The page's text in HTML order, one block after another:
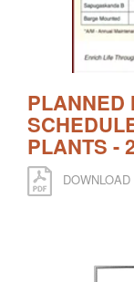
PLANNED
PLANTS -
DOWNLOAD